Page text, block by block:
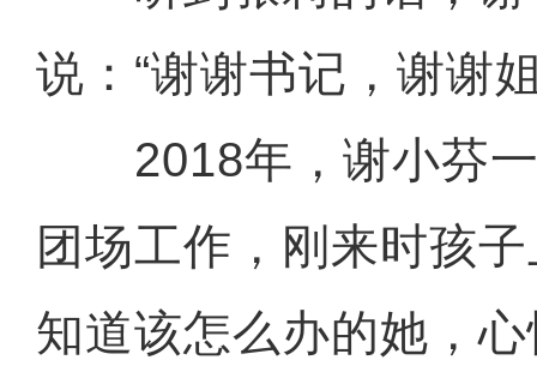
说：“谢谢书记，谢谢
2018年，谢小芬一
团场工作，刚来时孩
知道该怎么办的她，